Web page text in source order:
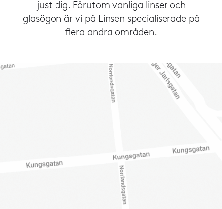
just dig. Förutom vanliga linser och
glasögon är vi på Linsen specialiserade på
flera andra områden.